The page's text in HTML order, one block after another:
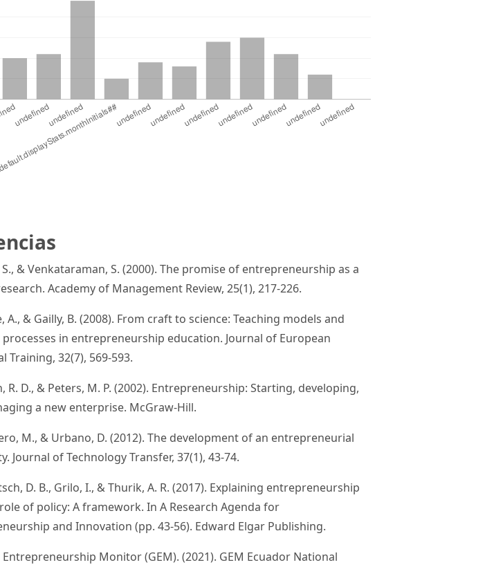
S., & Venkataraman, S. (2000). The promise of entrepreneurship as a
Academy of Management Review, 25(1), 217-226.
A., & Gailly, B. (2008). From craft to science: Teaching models and
in entrepreneurship education. Journal of European
Training, 32(7), 569-593.
R. D., & Peters, M. P. (2002). Entrepreneurship: Starting, developing,
a new enterprise. McGraw-Hill.
M., & Urbano, D. (2012). The development of an entrepreneurial
Journal of Technology Transfer, 37(1), 43-74.
D. B., Grilo, I., & Thurik, A. R. (2017). Explaining entrepreneurship
of policy: A framework. In A Research Agenda for
and Innovation (pp. 43-56). Edward Elgar Publishing.
Entrepreneurship Monitor (GEM). (2021). GEM Ecuador National